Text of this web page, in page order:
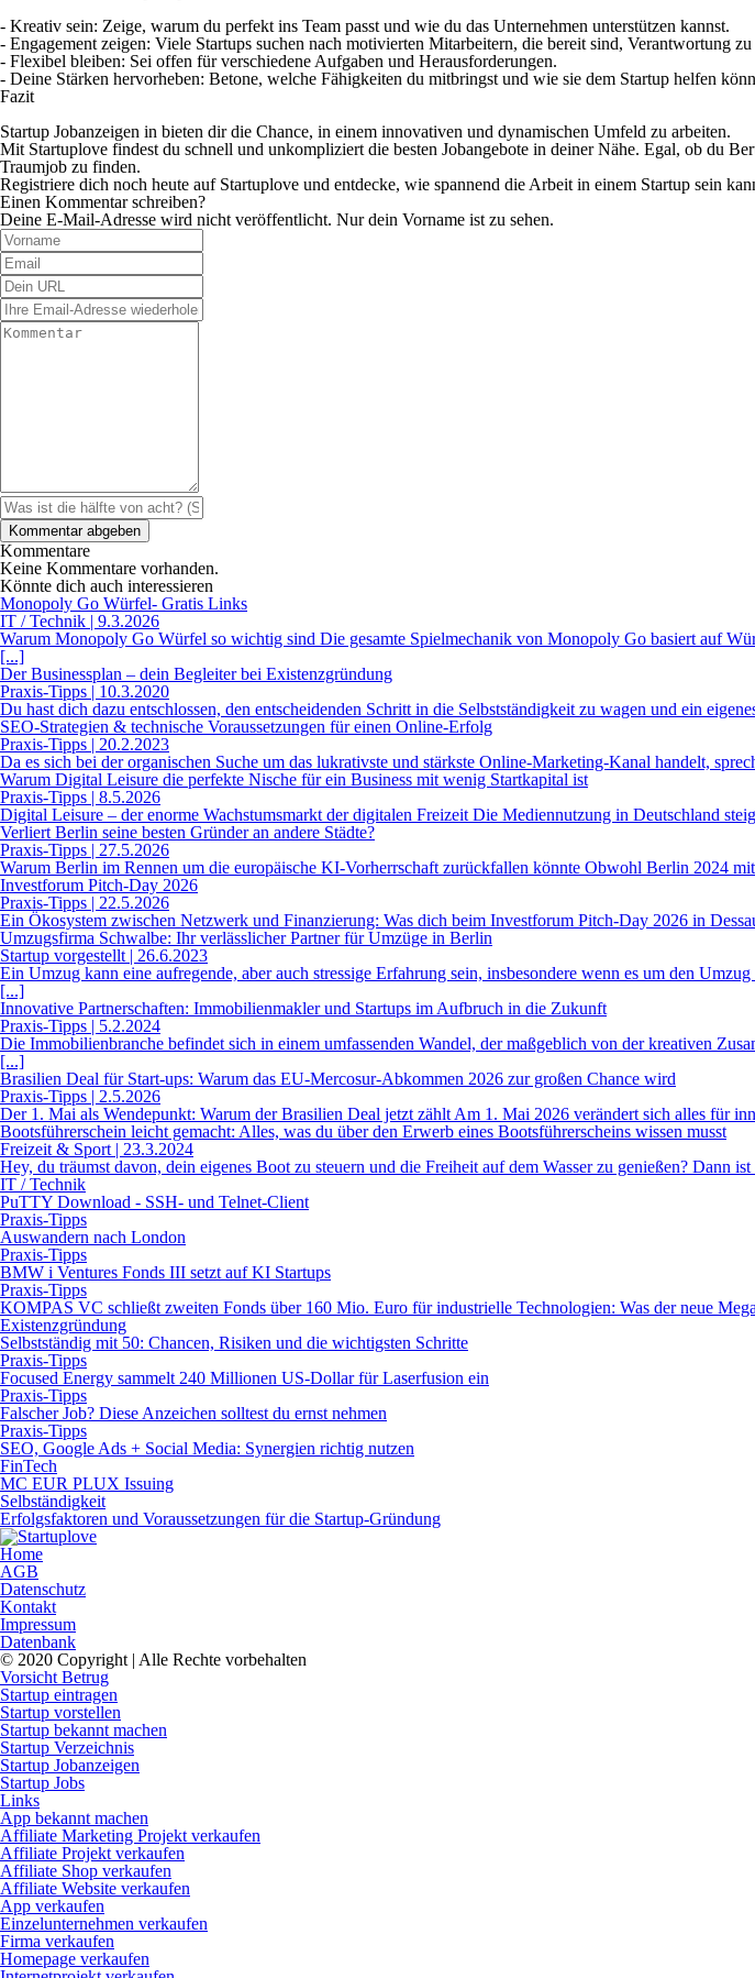
- Kreativ sein: Zeige, warum du perfekt ins Team passt und wie du das Unternehmen unterstützen kannst.
- Engagement zeigen: Viele Startups suchen nach motivierten Mitarbeitern, die bereit sind, Verantwortung zu
- Flexibel bleiben: Sei offen für verschiedene Aufgaben und Herausforderungen.
- Deine Stärken hervorheben: Betone, welche Fähigkeiten du mitbringst und wie sie dem Startup helfen
Fazit
Startup Jobanzeigen in bieten dir die Chance, in einem innovativen und dynamischen Umfeld zu arbeiten.
Mit Startuplove findest du schnell und unkompliziert die besten Jobangebote in deiner Nähe. Egal, ob du
Traumjob zu finden.
Registriere dich noch heute auf Startuplove und entdecke, wie spannend die Arbeit in einem Startup sein
Einen Kommentar schreiben?
Deine E-Mail-Adresse wird nicht veröffentlicht. Nur dein Vorname ist zu sehen.
Kommentare
Keine Kommentare vorhanden.
Könnte dich auch interessieren
Monopoly Go Würfel- Gratis Links
IT / Technik | 9.3.2026
Warum Monopoly Go Würfel so wichtig sind Die gesamte Spielmechanik von Monopoly Go basiert auf
[...]
Der Businessplan – dein Begleiter bei Existenzgründung
Praxis-Tipps | 10.3.2020
Du hast dich dazu entschlossen, den entscheidenden Schritt in die Selbstständigkeit zu wagen und ein
SEO-Strategien & technische Voraussetzungen für einen Online-Erfolg
Praxis-Tipps | 20.2.2023
Da es sich bei der organischen Suche um das lukrativste und stärkste Online-Marketing-Kanal handelt,
Warum Digital Leisure die perfekte Nische für ein Business mit wenig Startkapital ist
Praxis-Tipps | 8.5.2026
Digital Leisure – der enorme Wachstumsmarkt der digitalen Freizeit Die Mediennutzung in Deutschland
Verliert Berlin seine besten Gründer an andere Städte?
Praxis-Tipps | 27.5.2026
Warum Berlin im Rennen um die europäische KI-Vorherrschaft zurückfallen könnte Obwohl Berlin 2024
Investforum Pitch-Day 2026
Praxis-Tipps | 22.5.2026
Ein Ökosystem zwischen Netzwerk und Finanzierung: Was dich beim Investforum Pitch-Day 2026 in
Umzugsfirma Schwalbe: Ihr verlässlicher Partner für Umzüge in Berlin
Startup vorgestellt | 26.6.2023
Ein Umzug kann eine aufregende, aber auch stressige Erfahrung sein, insbesondere wenn es um den
[...]
Innovative Partnerschaften: Immobilienmakler und Startups im Aufbruch in die Zukunft
Praxis-Tipps | 5.2.2024
Die Immobilienbranche befindet sich in einem umfassenden Wandel, der maßgeblich von der kreativen
[...]
Brasilien Deal für Start-ups: Warum das EU-Mercosur-Abkommen 2026 zur großen Chance wird
Praxis-Tipps | 2.5.2026
Der 1. Mai als Wendepunkt: Warum der Brasilien Deal jetzt zählt Am 1. Mai 2026 verändert sich alles für
Bootsführerschein leicht gemacht: Alles, was du über den Erwerb eines Bootsführerscheins wissen musst
Freizeit & Sport | 23.3.2024
Hey, du träumst davon, dein eigenes Boot zu steuern und die Freiheit auf dem Wasser zu genießen?
IT / Technik
PuTTY Download - SSH- und Telnet-Client
Praxis-Tipps
Auswandern nach London
Praxis-Tipps
BMW i Ventures Fonds III setzt auf KI Startups
Praxis-Tipps
KOMPAS VC schließt zweiten Fonds über 160 Mio. Euro für industrielle Technologien: Was der neue
Existenzgründung
Selbstständig mit 50: Chancen, Risiken und die wichtigsten Schritte
Praxis-Tipps
Focused Energy sammelt 240 Millionen US-Dollar für Laserfusion ein
Praxis-Tipps
Falscher Job? Diese Anzeichen solltest du ernst nehmen
Praxis-Tipps
SEO, Google Ads + Social Media: Synergien richtig nutzen
FinTech
MC EUR PLUX Issuing
Selbständigkeit
Erfolgsfaktoren und Voraussetzungen für die Startup-Gründung
Home
AGB
Datenschutz
Kontakt
Impressum
Datenbank
© 2020 Copyright | Alle Rechte vorbehalten
Vorsicht Betrug
Startup eintragen
Startup vorstellen
Startup bekannt machen
Startup Verzeichnis
Startup Jobanzeigen
Startup Jobs
Links
App bekannt machen
Affiliate Marketing Projekt verkaufen
Affiliate Projekt verkaufen
Affiliate Shop verkaufen
Affiliate Website verkaufen
App verkaufen
Einzelunternehmen verkaufen
Firma verkaufen
Homepage verkaufen